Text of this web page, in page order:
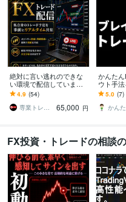
絶対に言い逃れのできな
い環境で配信しています
【審査制】リアルタイム
配信でエントリーから決
済を共有します
4.9 (54)
専業トレーダー maru
65,000 円
かんた
ウト手
場の高値
ける手堅
です
5.0 (7)
FX投資・トレードの相談